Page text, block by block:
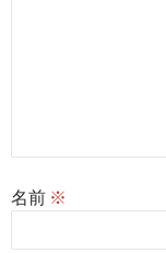
名前 ※